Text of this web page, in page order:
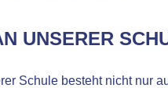
UNSERER
Schule besteht nicht nur